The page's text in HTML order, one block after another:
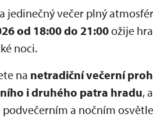
jedinečný večer plný
od 18:00 do 21:00ožije
noci.
na netradiční večerní
i druhého patra hradu,
a nočním